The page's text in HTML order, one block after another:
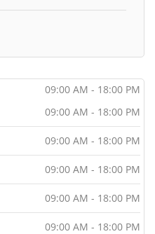
09:00 AM - 18:00 PM
09:00 AM - 18:00 PM
09:00 AM - 18:00 PM
09:00 AM - 18:00 PM
09:00 AM - 18:00 PM
09:00 AM - 18:00 PM